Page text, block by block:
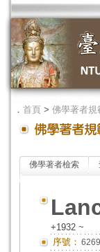
． 首頁 > 佛學著者規
佛學著者檢索
+1932 ~
序號：